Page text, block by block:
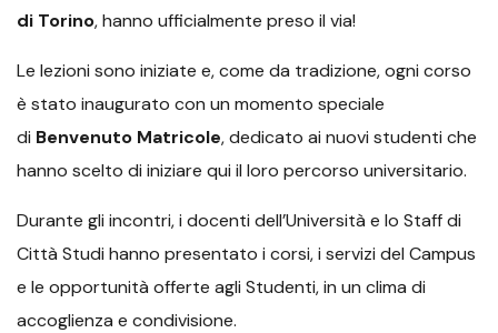
di Torino, hanno ufficialmente preso il via!
Le lezioni sono iniziate e, come da tradizione, ogni corso
è stato inaugurato con un momento speciale
di Benvenuto Matricole, dedicato ai nuovi studenti che
hanno scelto di iniziare qui il loro percorso universitario.
Durante gli incontri, i docenti dell’Università e lo Staff di
Città Studi hanno presentato i corsi, i servizi del Campus
e le opportunità offerte agli Studenti, in un clima di
accoglienza e condivisione.